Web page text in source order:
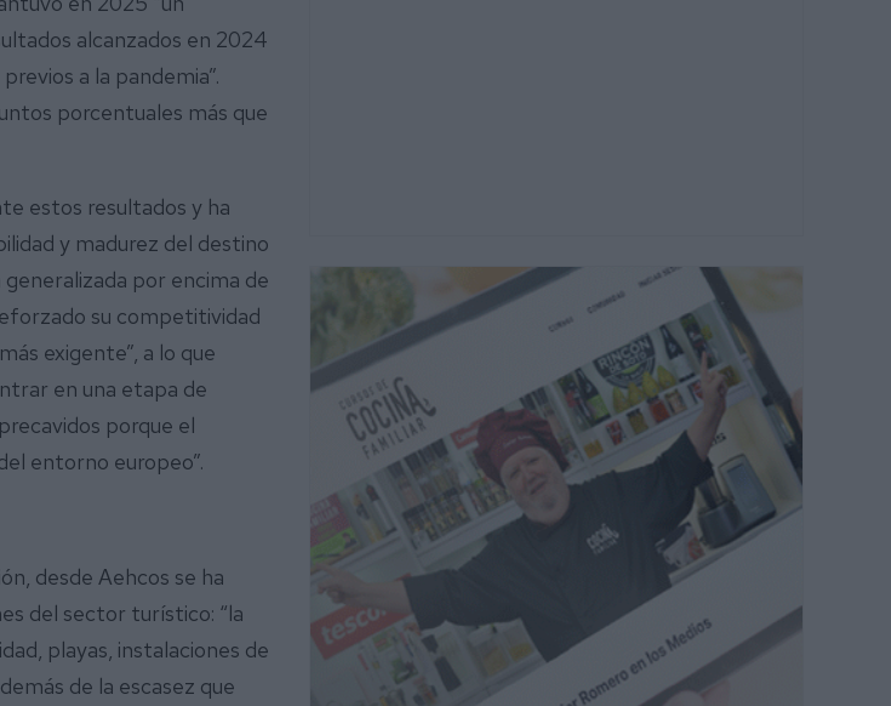
alcanzados en 2024
a la pandemia”.
porcentuales más que
estos resultados y ha
y madurez del destino
generalizada por encima de
su competitividad
exigente”, a lo que
en una etapa de
porque el
entorno europeo”.
desde Aehcos se ha
del sector turístico: “la
playas, instalaciones de
de la escasez que